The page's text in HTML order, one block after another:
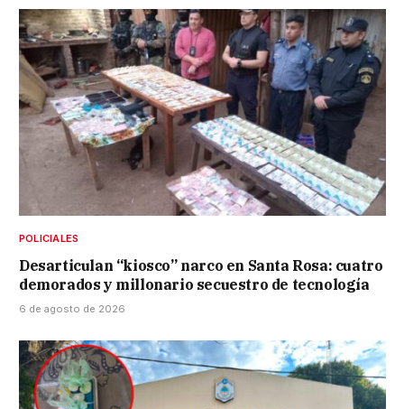
POLICIALES
Desarticulan “kiosco” narco en Santa Rosa: cuatro
demorados y millonario secuestro de tecnología
6 de agosto de 2026